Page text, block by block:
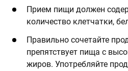
Прием пищи должен
количество клетчатки,
Правильно сочетайте
препятствует пища с
жиров. Употребляйте